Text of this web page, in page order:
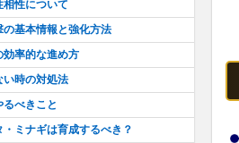
相性について
の基本情報と強化方法
効率的な進め方
い時の対処法
るべきこと
・ミナギは育成するべき？